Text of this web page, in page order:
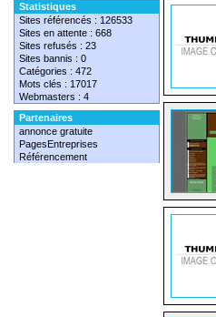
Statistiques
Sites référencés : 126533
Sites en attente : 668
Sites refusés : 23
Sites bannis : 0
Catégories : 472
Mots clés : 17017
Webmasters : 4
Partenaires
annonce gratuite
PagesEntreprises
Référencement